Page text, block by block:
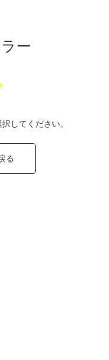
ー
してください。
る